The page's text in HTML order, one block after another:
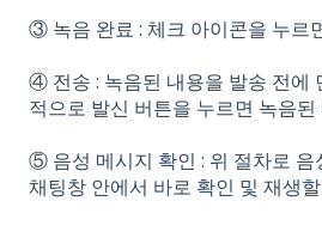
③ 녹음 완료 : 체크 아이콘을 누르
④ 전송 : 녹음된 내용을 발송 전에
적으로 발신 버튼을 누르면 녹음
⑤ 음성 메시지 확인 : 위 절차로 음
채팅창 안에서 바로 확인 및 재생